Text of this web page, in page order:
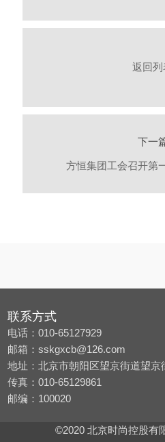
返回列
下一
方恒集团工会召开第
联系方式
电话：010-65127929
邮箱：sskgxcb@126.com
地址：北京市朝阳区望京街道望京
传真：010-65129861
邮编：100020
©2020 北京时尚控股有